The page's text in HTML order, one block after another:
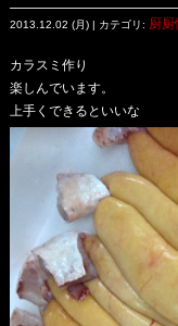
2013.12.02 (月) | カテゴリ: 厨厨
カラスミ作り
楽しんでいます。
上手くできるといいな